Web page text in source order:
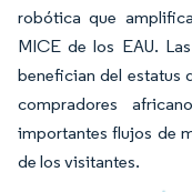
robótica que
MICE de los EAU.
benefician del estatus
compradores
importantes flujos de
de los visitantes.